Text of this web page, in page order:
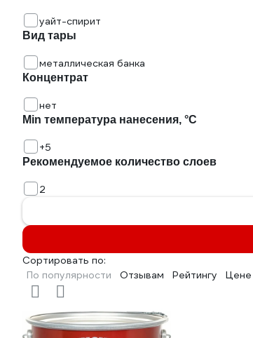
уайт-спирит
Вид тары
металлическая банка
Концентрат
нет
Min температура нанесения, °С
+5
Рекомендуемое количество слоев
2
Сортировать по:
По популярности
Отзывам Рейтингу Цене